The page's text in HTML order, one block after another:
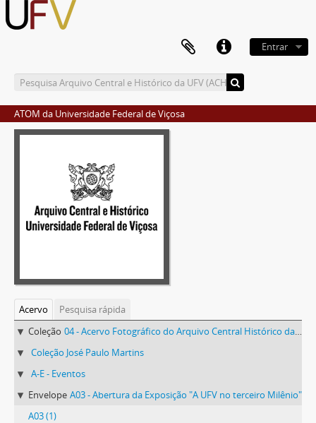
Entrar
ATOM da Universidade Federal de Viçosa
Acervo
Pesquisa rápida
Coleção 04 - Acervo Fotográfico do Arquivo Central Histórico da UFV
Coleção José Paulo Martins
A-E - Eventos
Envelope A03 - Abertura da Exposição "A UFV no terceiro Milênio"
A03 (1)